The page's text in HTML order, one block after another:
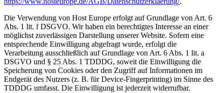
Die Verwendung von Host Europe erfolgt auf Grundlage von Art. 6
Abs. 1 lit. f DSGVO. Wir haben ein berechtigtes Interesse an einer
möglichst zuverlässigen Darstellung unserer Website. Sofern eine
entsprechende Einwilligung abgefragt wurde, erfolgt die
Verarbeitung ausschließlich auf Grundlage von Art. 6 Abs. 1 lit. a
DSGVO und § 25 Abs. 1 TDDDG, soweit die Einwilligung die
Speicherung von Cookies oder den Zugriff auf Informationen im
Endgerät des Nutzers (z. B. für Device-Fingerprinting) im Sinne des
TDDDG umfasst. Die Einwilligung ist jederzeit widerrufbar.